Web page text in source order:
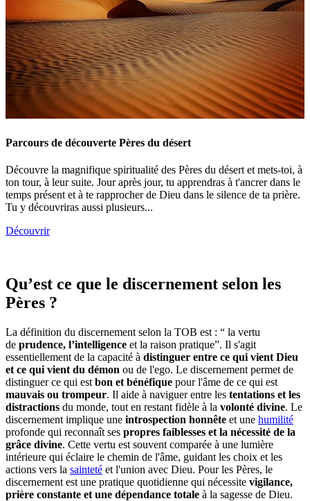
Parcours de découverte Pères du désert
Découvre la magnifique spiritualité des Pères du désert et mets-toi, à
ton tour, à leur suite. Jour après jour, tu apprendras à t'ancrer dans le
temps présent et à te rapprocher de Dieu dans le silence de ta prière.
Tu y découvriras aussi plusieurs...
Découvrir
Qu’est ce que le discernement selon les
Pères ?
La définition du discernement selon la TOB est : “ la vertu
de prudence, l’intelligence et la raison pratique”. Il s'agit
essentiellement de la capacité à distinguer entre ce qui vient Dieu
et ce qui vient du démon ou de l'ego. Le discernement permet de
distinguer ce qui est bon et bénéfique pour l'âme de ce qui est
mauvais ou trompeur. Il aide à naviguer entre les tentations et les
distractions du monde, tout en restant fidèle à la volonté divine. Le
discernement implique une introspection honnête et une humilité
profonde qui reconnaît ses propres faiblesses et la nécessité de la
grâce divine. Cette vertu est souvent comparée à une lumière
intérieure qui éclaire le chemin de l'âme, guidant les choix et les
actions vers la sainteté et l'union avec Dieu. Pour les Pères, le
discernement est une pratique quotidienne qui nécessite vigilance,
prière constante et une dépendance totale à la sagesse de Dieu.